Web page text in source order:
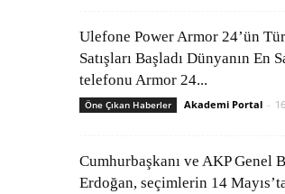
Ulefone Power Armor 24’ün
Satışları Başladı Dünyanın En
telefonu Armor 24...
Öne Çıkan Haberler Akademi Portal -
Cumhurbaşkanı ve AKP Genel
Erdoğan, seçimlerin 14